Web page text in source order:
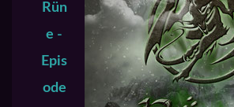
Rün
e -
Epis
ode